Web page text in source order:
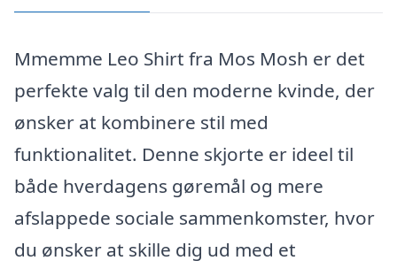
Mmemme Leo Shirt fra Mos Mosh er det
perfekte valg til den moderne kvinde, der
ønsker at kombinere stil med
funktionalitet. Denne skjorte er ideel til
både hverdagens gøremål og mere
afslappede sociale sammenkomster, hvor
du ønsker at skille dig ud med et